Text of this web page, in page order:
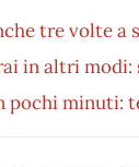
tre volte a
in altri modi:
pochi minuti: